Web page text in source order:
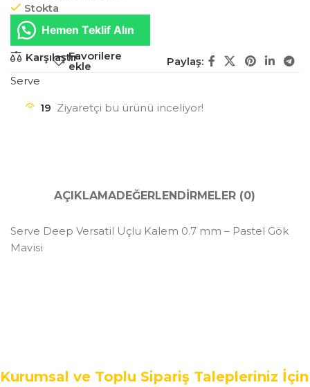
Stokta
Hemen Teklif Alın
KarşılaştırFavorilere
ekle
Paylaş:
Serve
19 Ziyaretçi bu ürünü inceliyor!
AÇIKLAMADEĞERLENDIRMELER (0)
Serve Deep Versatil Uçlu Kalem 0.7 mm – Pastel Gök
Mavisi
Kurumsal ve Toplu Sipariş Talepleriniz İçin